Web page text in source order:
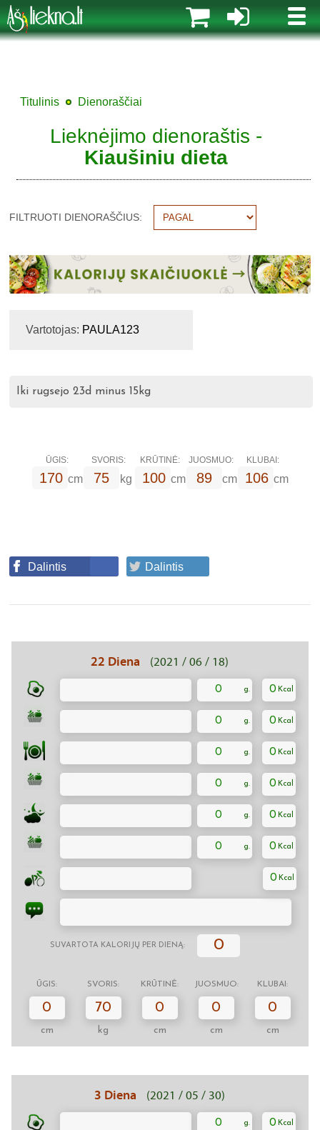
MENIU
Titulinis Dienoraščiai
Lieknėjimo dienoraštis -
Kiaušiniu dieta
FILTRUOTI DIENORAŠČIUS:
Vartotojas: PAULA123
Iki rugsejo 23d minus 15kg
ŪGIS: SVORIS: KRŪTINĖ: JUOSMUO: KLUBAI:
170 cm 75 kg 100 cm 89 cm 106 cm
Dalintis Dalintis
22 Diena (2021 / 06 / 18)
0 0
0 0
0 0
0 0
0 0
0 0
0
SUVARTOTA KALORIJŲ PER DIENĄ: 0
ŪGIS: SVORIS: KRŪTINĖ: JUOSMUO: KLUBAI:
0
cm
70
kg
0
cm
0
cm
0
cm
3 Diena (2021 / 05 / 30)
0 0